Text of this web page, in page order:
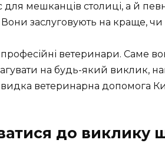
мешканців столиці, а й
Вони заслуговують на краще, чи
професійні ветеринари. Саме
на будь-який виклик,
ветеринарна допомога
до виклику